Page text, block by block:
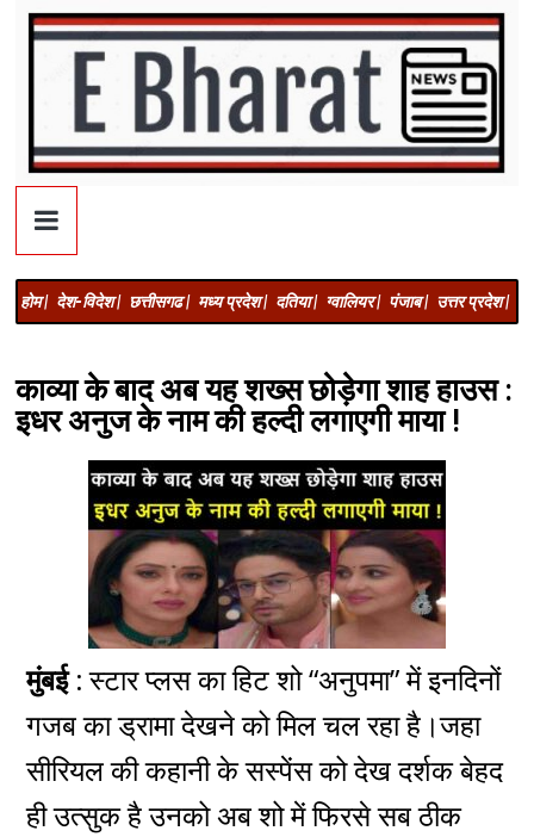
होम | देश-विदेश | छत्तीसगढ | मध्य प्रदेश | दतिया | ग्वालियर | पंजाब | उत्तर प्रदेश |
काव्या के बाद अब यह शख्स छोड़ेगा शाह हाउस :
इधर अनुज के नाम की हल्दी लगाएगी माया !
मुंबई :स्टार प्लस का हिट शो “अनुपमा” में इनदिनों
गजब का ड्रामा देखने को मिल चल रहा है।जहा
सीरियल की कहानी के सस्पेंस को देख दर्शक बेहद
ही उत्सुक है उनको अब शो में फिरसे सब ठीक